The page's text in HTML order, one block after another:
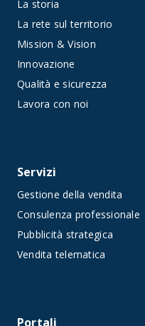
La storia
La rete sul territorio
Mission & Vision
Innovazione
Qualità e sicurezza
Lavora con noi
Servizi
Gestione della vendita
Consulenza professionale
Pubblicità strategica
Vendita telematica
Portali